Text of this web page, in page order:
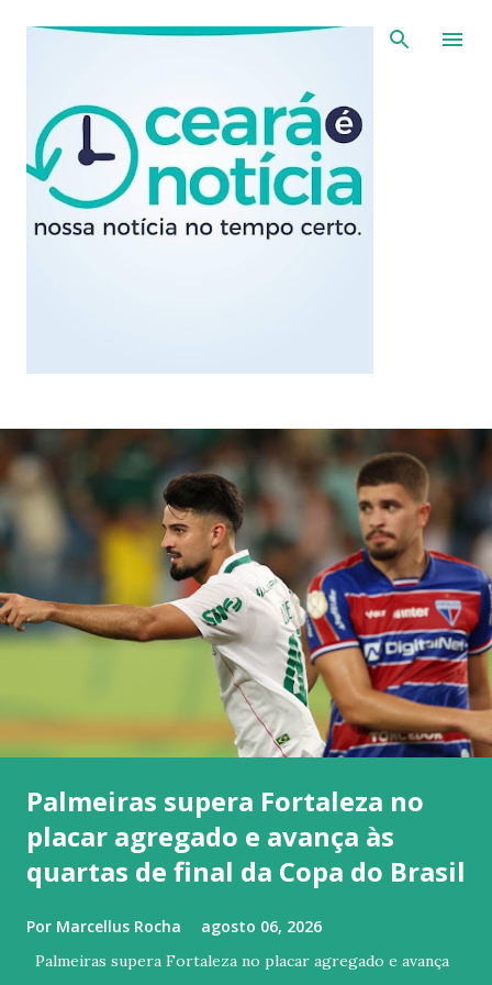
Pular para o conteúdo principal
Palmeiras supera Fortaleza no
placar agregado e avança às
quartas de final da Copa do Brasil
Por Marcellus Rocha agosto 06, 2026
Palmeiras supera Fortaleza no placar agregado e avança